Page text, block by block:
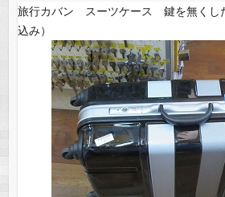
旅行カバン スーツケース 鍵を無くし
込み）